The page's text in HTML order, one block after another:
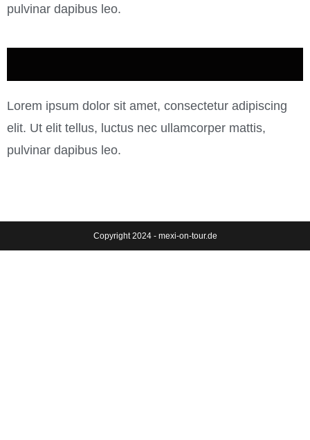
pulvinar dapibus leo.
Lorem ipsum dolor sit amet, consectetur adipiscing
elit. Ut elit tellus, luctus nec ullamcorper mattis,
pulvinar dapibus leo.
Copyright 2024 - mexi-on-tour.de